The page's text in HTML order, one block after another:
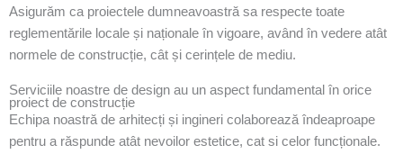
Asigurăm ca proiectele dumneavoastră sa respecte toate
reglementările locale și naționale în vigoare, având în vedere atât
normele de construcție, cât și cerințele de mediu.
Serviciile noastre de design au un aspect fundamental în orice
proiect de construcție
Echipa noastră de arhitecți și ingineri colaborează îndeaproape
pentru a răspunde atât nevoilor estetice, cat si celor funcționale.